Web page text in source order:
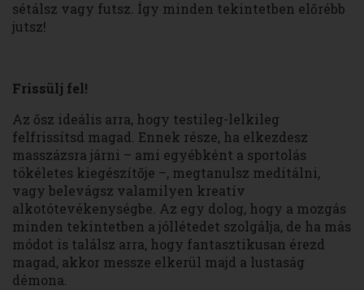
sétálsz vagy futsz. Így minden tekintetben előrébb
jutsz!
Frissülj fel!
Az ősz ideális arra, hogy testileg-lelkileg
felfrissítsd magad. Ennek része, ha elkezdesz
masszázsra járni – ami egyébként a sportolás
tökéletes kiegészítője –, megtanulsz meditálni,
vagy belevágsz valamilyen kreatív
alkotótevékenységbe. Az egy dolog, hogy a mozgás
minden tekintetben a jóllétedet szolgálja, de ha más
módot is találsz arra, hogy fantasztikusan érezd
magad, akkor messze elkerül majd a lustaság
démona.